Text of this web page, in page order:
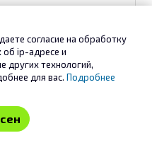
согласие на обработку
об ip-адресе и
других технологий,
для вас. Подробнее